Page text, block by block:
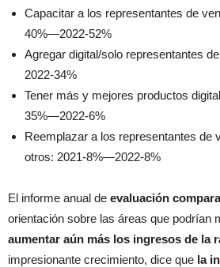
Capacitar a los representantes de
40%—2022-52%
Agregar digital/solo representantes
2022-34%
Tener más y mejores productos
35%—2022-6%
Reemplazar a los representantes de
otros: 2021-8%—2022-8%
El informe anual de evaluación
orientación sobre las áreas que podrían
aumentar aún más los ingresos de la
impresionante crecimiento, dice que la